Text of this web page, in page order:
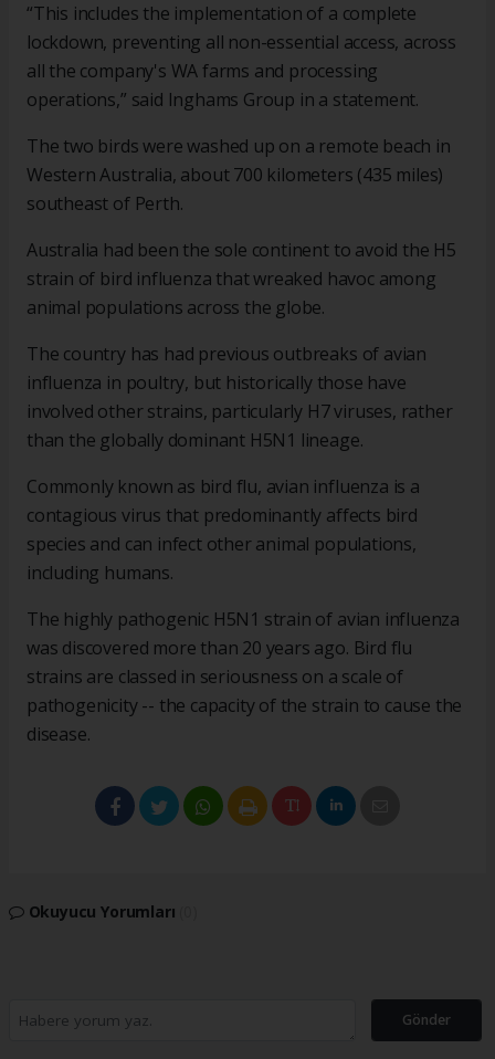
“This includes the implementation of a complete
lockdown, preventing all non-essential access, across
all the company's WA farms and processing
operations,” said Inghams Group in a statement.
The two birds were washed up on a remote beach in
Western Australia, about 700 kilometers (435 miles)
southeast of Perth.
Australia had been the sole continent to avoid the H5
strain of bird influenza that wreaked havoc among
animal populations across the globe.
The country has had previous outbreaks of avian
influenza in poultry, but historically those have
involved other strains, particularly H7 viruses, rather
than the globally dominant H5N1 lineage.
Commonly known as bird flu, avian influenza is a
contagious virus that predominantly affects bird
species and can infect other animal populations,
including humans.
The highly pathogenic H5N1 strain of avian influenza
was discovered more than 20 years ago. Bird flu
strains are classed in seriousness on a scale of
pathogenicity -- the capacity of the strain to cause the
disease.
Okuyucu Yorumları
Gönder